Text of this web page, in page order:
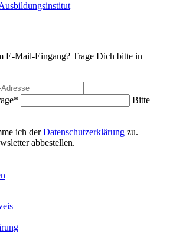
E-Mail-Eingang? Trage Dich bitte in
*
Bitte
ich derDatenschutzerklärung zu.
abbestellen.